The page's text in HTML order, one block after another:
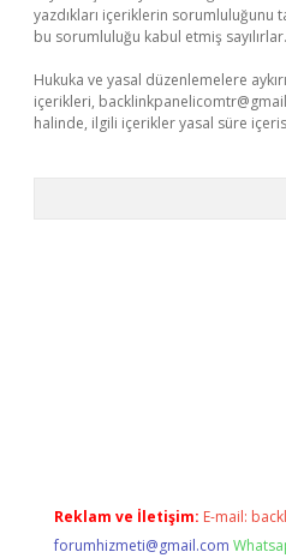
yazdıkları içeriklerin sorumluluğunu
bu sorumluluğu kabul etmiş sayılırlar.
Hukuka ve yasal düzenlemelere
içerikleri,
halinde, ilgili içerikler yasal süre
Reklam ve İletişim: E-mail:
forumhizmeti@gmail.com